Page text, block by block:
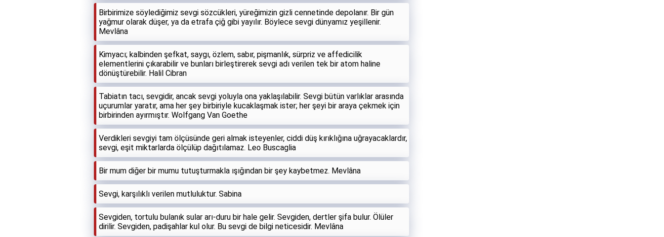
Birbirimize söylediğimiz sevgi sözcükleri, yüreğimizin gizli cennetinde depolanır. Bir gün
yağmur olarak düşer, ya da etrafa çiğ gibi yayılır. Böylece sevgi dünyamız yeşillenir.
Mevlâna
Kimyacı; kalbinden şefkat, saygı, özlem, sabır, pişmanlık, sürpriz ve affedicilik
elementlerini çıkarabilir ve bunları birleştirerek sevgi adı verilen tek bir atom haline
dönüştürebilir. Halil Cibran
Tabiatın tacı, sevgidir, ancak sevgi yoluyla ona yaklaşılabilir. Sevgi bütün varlıklar arasında
uçurumlar yaratır, ama her şey birbiriyle kucaklaşmak ister; her şeyi bir araya çekmek için
birbirinden ayırmıştır. Wolfgang Van Goethe
Verdikleri sevgiyi tam ölçüsünde geri almak isteyenler, ciddi düş kırıklığına uğrayacaklardır,
sevgi, eşit miktarlarda ölçülüp dağıtılamaz. Leo Buscaglia
Bir mum diğer bir mumu tutuşturmakla ışığından bir şey kaybetmez. Mevlâna
Sevgi, karşılıklı verilen mutluluktur. Sabina
Sevgiden, tortulu bulanık sular arı-duru bir hale gelir. Sevgiden, dertler şifa bulur. Ölüler
dirilir. Sevgiden, padişahlar kul olur. Bu sevgi de bilgi neticesidir. Mevlâna